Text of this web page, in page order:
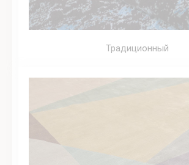
Традиционный